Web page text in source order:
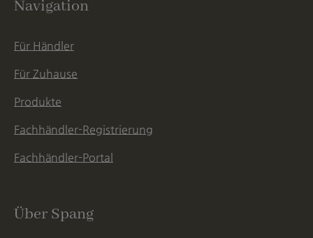
Navigation
Für Händler
Für Zuhause
Produkte
Fachhändler-Registrierung
Fachhändler-Portal
Über Spang